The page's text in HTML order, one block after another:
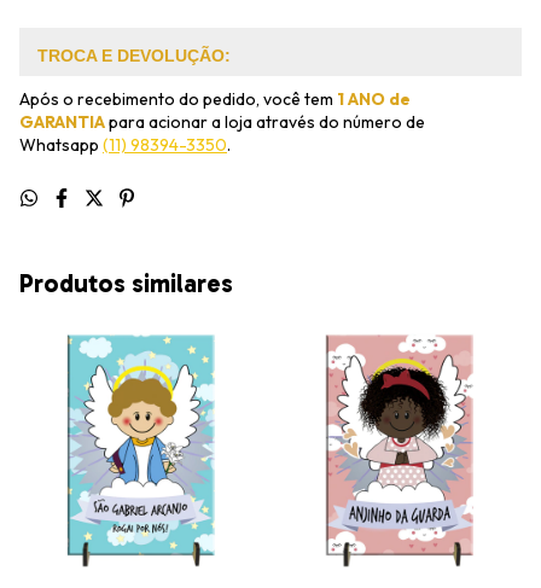
TROCA E DEVOLUÇÃO:
Após o recebimento do pedido, você tem 1 ANO de
GARANTIApara acionar a loja através do número de
Whatsapp (11) 98394-3350.
Produtos similares